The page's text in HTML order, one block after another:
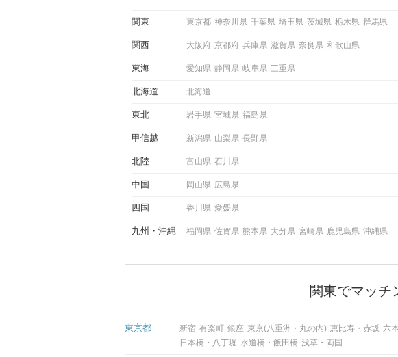
この記事では、女性が話しかけて欲
しく解説した後、婚活イベントで実
ような行動に繋げるべきかをご紹介
関東 東京都 神奈川県 千葉県 埼玉県 茨城県 栃木県 群馬県
関西 大阪府 京都府 兵庫県 滋賀県 奈良県 和歌山県
東海 愛知県 静岡県 岐阜県 三重県
北海道 北海道
東北 岩手県 宮城県 福島県
甲信越 新潟県 山梨県 長野県
北陸 富山県 石川県
中国 岡山県 広島県
四国 香川県 愛媛県
九州 沖縄 福岡県 佐賀県 熊本県 大分県 宮崎県 鹿児島県 沖縄県
関東でマッチ
東京都 新宿 有楽町 銀座 東京(八重洲・丸の内) 恵比寿・赤坂 六
日本橋・八丁堀 水道橋・飯田橋 浅草・両国